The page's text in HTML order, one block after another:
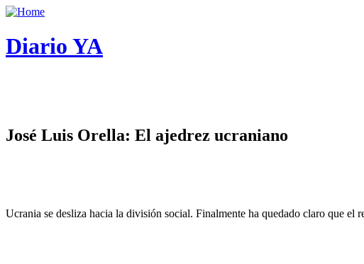
Diario YA
José Luis Orella: El ajedrez ucraniano
Ucrania se desliza hacia la división social. Finalmente ha quedado claro que